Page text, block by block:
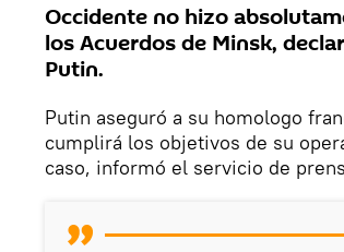
Occidente no hizo
los Acuerdos de Minsk,
Putin.
Putin aseguró a su homologo
cumplirá los objetivos de su
caso, informó el servicio de